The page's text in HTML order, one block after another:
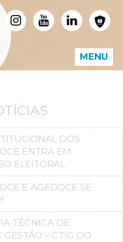
MENU
DOS
ENTRA EM
ELEITORAL
E AGEDOCE SE
TÉCNICA DE
– CTIG DO